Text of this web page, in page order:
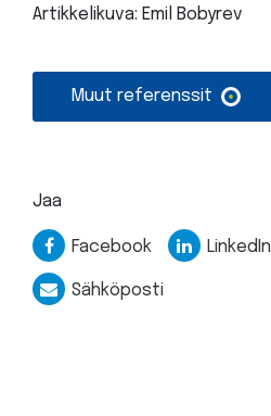
Artikkelikuva: Emil Bobyrev
Muut referenssit
Jaa
Facebook LinkedIn
Sähköposti